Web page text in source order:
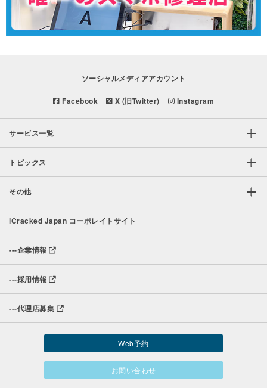
ソーシャルメディアアカウント
Facebook X (旧Twitter) Instagram
サービス一覧
トピックス
その他
iCracked Japan コーポレイトサイト
---企業情報
---採用情報
---代理店募集
Web予約
お問い合わせ